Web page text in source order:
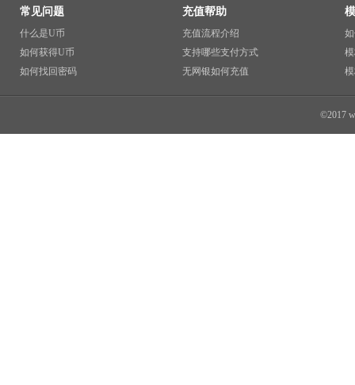
常见问题
什么是U币
如何获得U币
如何找回密码
充值帮助
充值流程介绍
支持哪些支付方式
无网银如何充值
©2017